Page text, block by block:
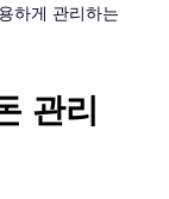
하게 관리하는
관리